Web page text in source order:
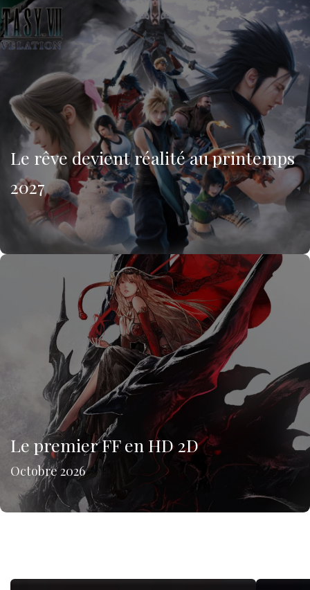
Le rêve devient réalité au printemps
2027
Le premier FF en HD 2D
Octobre 2026